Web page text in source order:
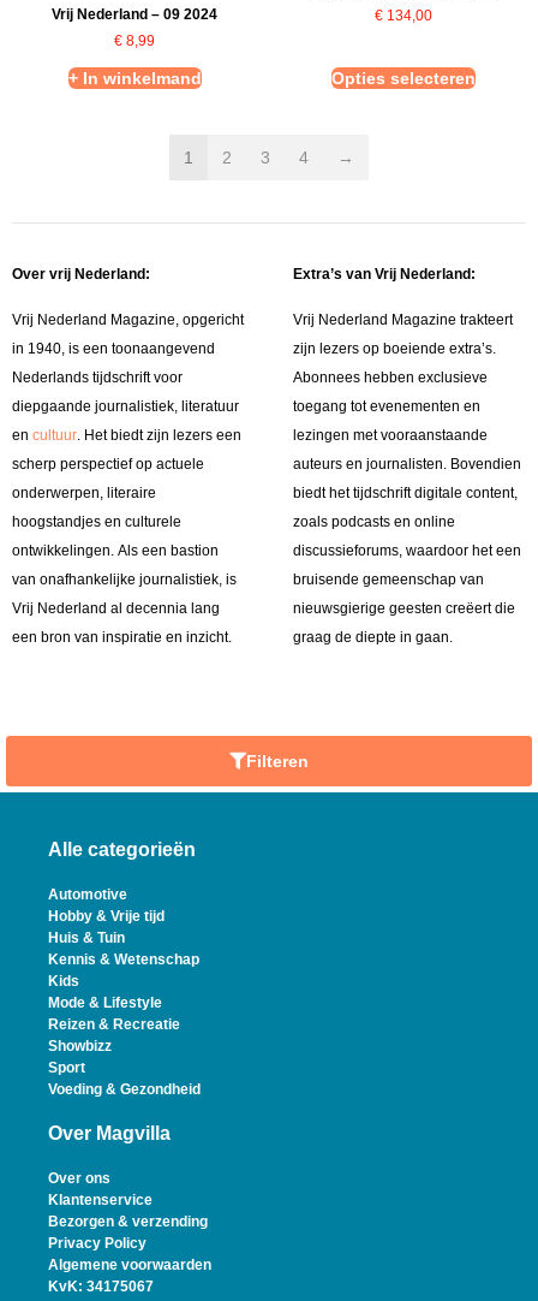
Vrij Nederland – 09 2024
€ 8,99
+ In winkelmand
€ 134,00
Opties selecteren
1 2 3 4 →
Over vrij Nederland:
Vrij Nederland Magazine, opgericht
in 1940, is een toonaangevend
Nederlands tijdschrift voor
diepgaande journalistiek, literatuur
en cultuur. Het biedt zijn lezers een
scherp perspectief op actuele
onderwerpen, literaire
hoogstandjes en culturele
ontwikkelingen. Als een bastion
van onafhankelijke journalistiek, is
Vrij Nederland al decennia lang
een bron van inspiratie en inzicht.
Extra’s van Vrij Nederland:
Vrij Nederland Magazine trakteert
zijn lezers op boeiende extra’s.
Abonnees hebben exclusieve
toegang tot evenementen en
lezingen met vooraanstaande
auteurs en journalisten. Bovendien
biedt het tijdschrift digitale content,
zoals podcasts en online
discussieforums, waardoor het een
bruisende gemeenschap van
nieuwsgierige geesten creëert die
graag de diepte in gaan.
Filteren
Alle categorieën
Automotive
Hobby & Vrije tijd
Huis & Tuin
Kennis & Wetenschap
Kids
Mode & Lifestyle
Reizen & Recreatie
Showbizz
Sport
Voeding & Gezondheid
Over Magvilla
Over ons
Klantenservice
Bezorgen & verzending
Privacy Policy
Algemene voorwaarden
KvK: 34175067